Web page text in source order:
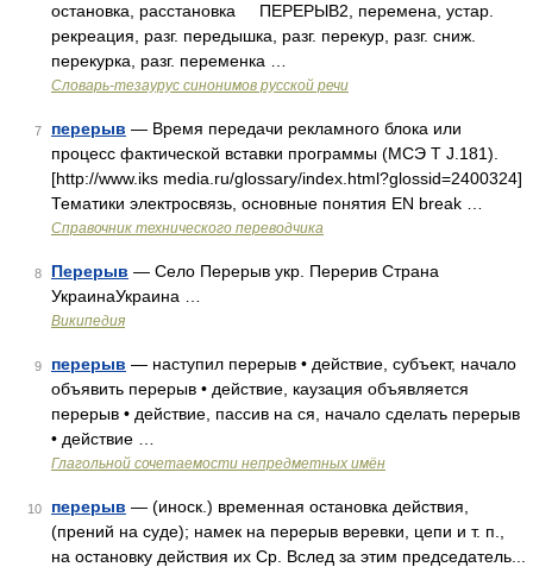
остановка, расстановка ПЕРЕРЫВ2, перемена, устар.
рекреация, разг. передышка, разг. перекур, разг. сниж.
перекурка, разг. переменка …
Словарь-тезаурус синонимов русской речи
7 перерыв — Время передачи рекламного блока или
процесс фактической вставки программы (МСЭ Т J.181).
[http://www.iks media.ru/glossary/index.html?glossid=2400324]
Тематики электросвязь, основные понятия EN break …
Справочник технического переводчика
8 Перерыв — Село Перерыв укр. Перерив Страна
УкраинаУкраина …
Википедия
9 перерыв — наступил перерыв • действие, субъект, начало
объявить перерыв • действие, каузация объявляется
перерыв • действие, пассив на ся, начало сделать перерыв
• действие …
Глагольной сочетаемости непредметных имён
10 перерыв — (иноск.) временная остановка действия,
(прений на суде); намек на перерыв веревки, цепи и т. п.,
на остановку действия их Ср. Вслед за этим председатель...